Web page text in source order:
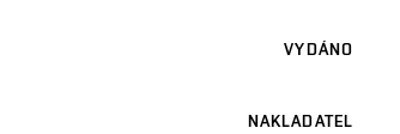
VYDÁNO
NAKLADATEL